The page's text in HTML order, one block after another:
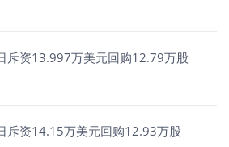
斥资13.997万美元回购12.79万股
斥资14.15万美元回购12.93万股